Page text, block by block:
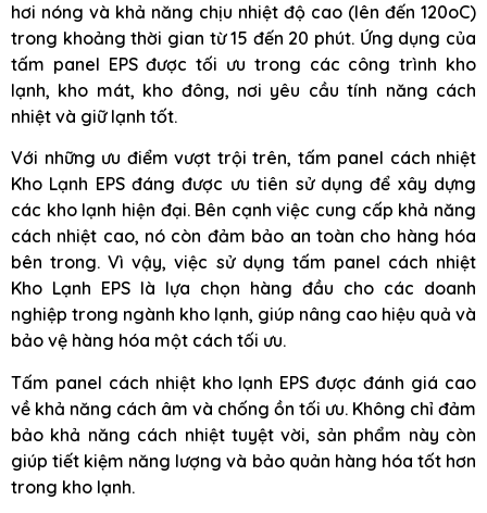
hơi nóng và khả năng chịu nhiệt độ cao (lên đến 120oC)
trong khoảng thời gian từ 15 đến 20 phút. Ứng dụng của
tấm panel EPS được tối ưu trong các công trình kho
lạnh, kho mát, kho đông, nơi yêu cầu tính năng cách
nhiệt và giữ lạnh tốt.
Với những ưu điểm vượt trội trên, tấm panel cách nhiệt
Kho Lạnh EPS đáng được ưu tiên sử dụng để xây dựng
các kho lạnh hiện đại. Bên cạnh việc cung cấp khả năng
cách nhiệt cao, nó còn đảm bảo an toàn cho hàng hóa
bên trong. Vì vậy, việc sử dụng tấm panel cách nhiệt
Kho Lạnh EPS là lựa chọn hàng đầu cho các doanh
nghiệp trong ngành kho lạnh, giúp nâng cao hiệu quả và
bảo vệ hàng hóa một cách tối ưu.
Tấm panel cách nhiệt kho lạnh EPS được đánh giá cao
về khả năng cách âm và chống ồn tối ưu. Không chỉ đảm
bảo khả năng cách nhiệt tuyệt vời, sản phẩm này còn
giúp tiết kiệm năng lượng và bảo quản hàng hóa tốt hơn
trong kho lạnh.